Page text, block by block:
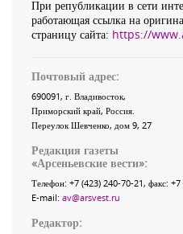
При републикации в сети
работающая ссылка на
страницу сайта: https://
Почтовый адрес:
690091, г. Владивосток,
Приморский край, Россия
Переулок Шевченко, дом 9, 27
Редакция газеты
«Арсеньевские вести»:
Телефон: +7 (423) 240-70-21, факс: +7
E-mail: av@arsvest.ru
Редактор: